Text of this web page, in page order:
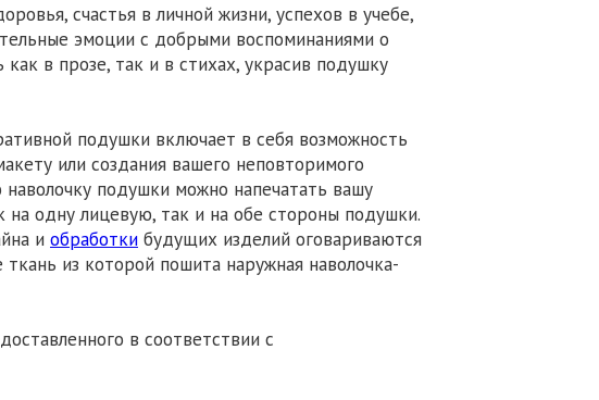
счастья в личной жизни, успехов в учебе,
эмоции с добрыми воспоминаниями о
в прозе, так и в стихах, украсив подушку
подушки включает в себя возможность
или создания вашего неповторимого
подушки можно напечатать вашу
одну лицевую, так и на обе стороны подушки.
и обработки будущих изделий оговариваются
из которой пошита наружная наволочка-
в соответствии с